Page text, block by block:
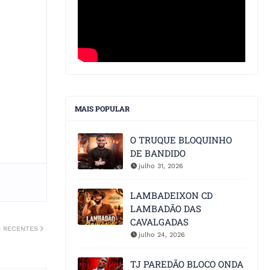
RECENTES
MAIS POPULAR
O TRUQUE BLOQUINHO
DE BANDIDO
julho 31, 2026
LAMBADEIXON CD
LAMBADÃO DAS
CAVALGADAS
julho 24, 2026
TJ PAREDÃO BLOCO ONDA